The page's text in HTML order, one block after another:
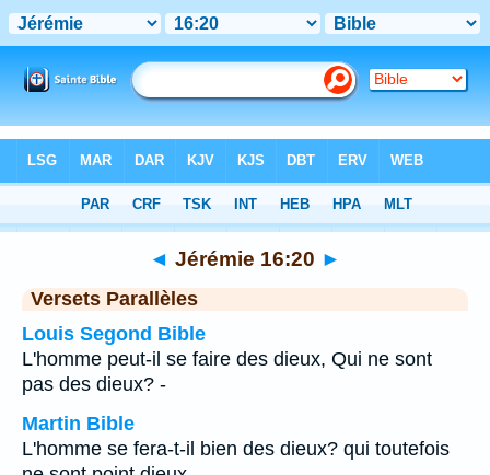
Chapitre 16 > Verset 20
◄ Jérémie 16:20 ►
Versets Parallèles
Louis Segond Bible
L'homme peut-il se faire des dieux, Qui ne sont
pas des dieux? -
Martin Bible
L'homme se fera-t-il bien des dieux? qui toutefois